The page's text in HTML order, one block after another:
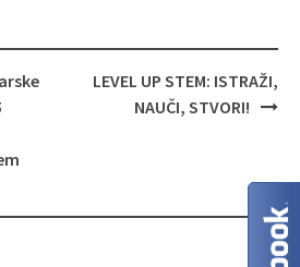
LEVEL UP STEM: ISTRAŽI,
NAUČI, STVORI!